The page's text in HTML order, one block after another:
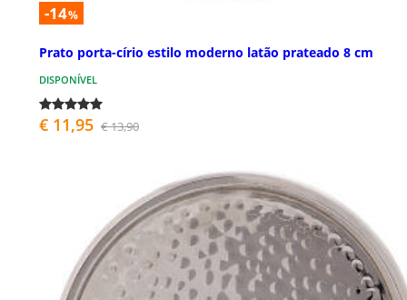
-14%
Prato porta-círio estilo moderno latão prateado 8 cm
DISPONÍVEL
€ 11,95 € 13,90